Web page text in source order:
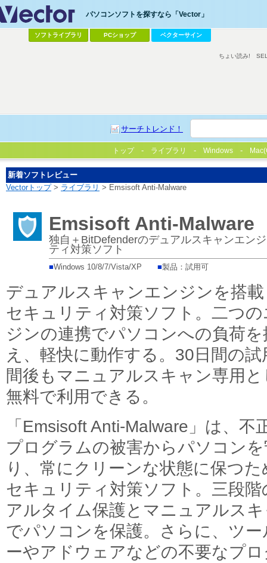
パソコンソフトを探すなら「Vector」
ソフトライブラリ PCショップ ベクターサイン
サーチトレンド！
ちょい読み!
トップ ライブラリ Windows
新着ソフトレビュー
Vectorトップ> ライブラリ > Emsisoft Anti-Malware
Emsisoft Anti-Malware
独自＋BitDefenderのデュアルスキャンエン
ティ対策ソフト
■Windows 10/8/7/Vista/XP ■製品：試用可
デュアルスキャンエンジンを搭
セキュリティ対策ソフト。二つ
ジンの連携でパソコンへの負荷を
え、軽快に動作する。30日間の試
間後もマニュアルスキャン専用
無料で利用できる。
「Emsisoft Anti-Malware」は、不
プログラムの被害からパソコン
り、常にクリーンな状態に保つた
セキュリティ対策ソフト。三段階
アルタイム保護とマニュアルス
でパソコンを保護。さらに、ツー
ーやアドウェアなどの不要なプ